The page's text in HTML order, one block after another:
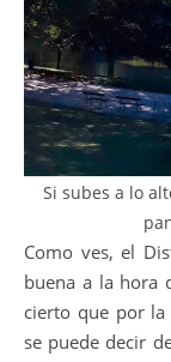
Si subes a lo
Como ves, el
buena a la hora
cierto que por
se puede decir